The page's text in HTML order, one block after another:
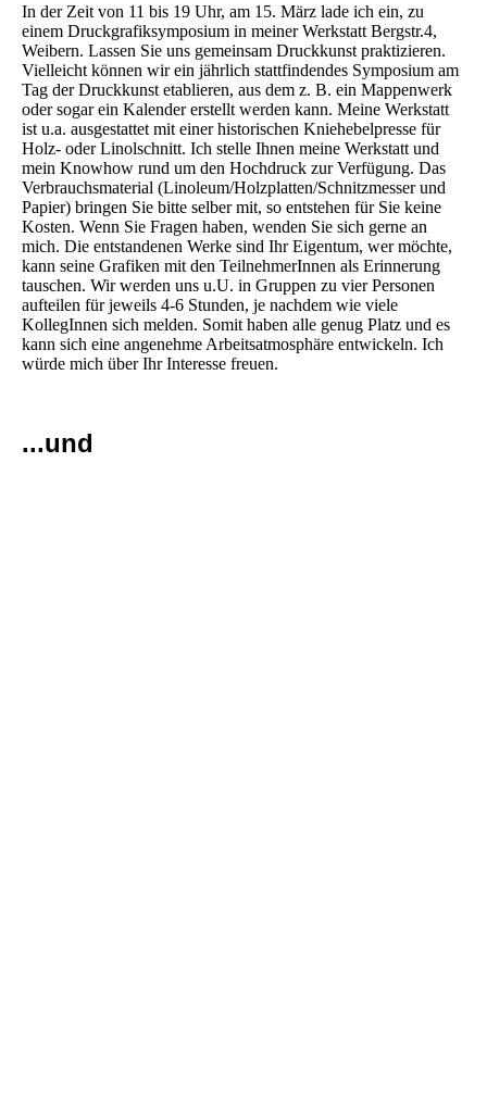
In der Zeit von 11 bis 19 Uhr, am 15. März lade ich ein, zu
einem Druckgrafiksymposium in meiner Werkstatt Bergstr.4,
Weibern. Lassen Sie uns gemeinsam Druckkunst praktizieren.
Vielleicht können wir ein jährlich stattfindendes Symposium am
Tag der Druckkunst etablieren, aus dem z. B. ein Mappenwerk
oder sogar ein Kalender erstellt werden kann. Meine Werkstatt
ist u.a. ausgestattet mit einer historischen Kniehebelpresse für
Holz- oder Linolschnitt. Ich stelle Ihnen meine Werkstatt und
mein Knowhow rund um den Hochdruck zur Verfügung. Das
Verbrauchsmaterial (Linoleum/Holzplatten/Schnitzmesser und
Papier) bringen Sie bitte selber mit, so entstehen für Sie keine
Kosten. Wenn Sie Fragen haben, wenden Sie sich gerne an
mich. Die entstandenen Werke sind Ihr Eigentum, wer möchte,
kann seine Grafiken mit den TeilnehmerInnen als Erinnerung
tauschen. Wir werden uns u.U. in Gruppen zu vier Personen
aufteilen für jeweils 4-6 Stunden, je nachdem wie viele
KollegInnen sich melden. Somit haben alle genug Platz und es
kann sich eine angenehme Arbeitsatmosphäre entwickeln. Ich
würde mich über Ihr Interesse freuen.
...und